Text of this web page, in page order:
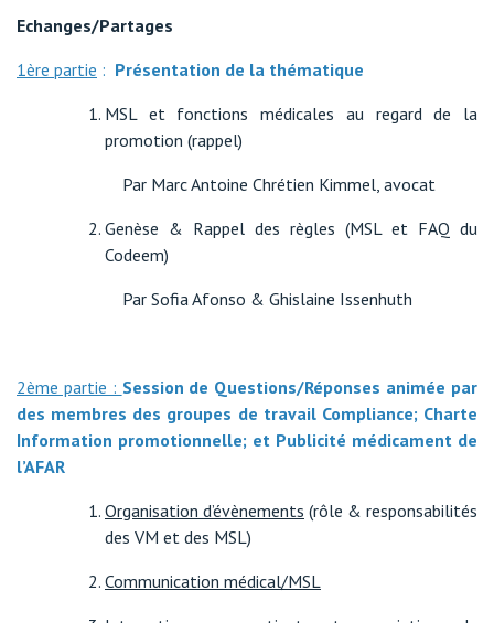
Echanges/Partages
1ère partie : Présentation de la thématique
MSL et fonctions médicales au regard de la
promotion (rappel)
Par Marc Antoine Chrétien Kimmel, avocat
Genèse & Rappel des règles (MSL et FAQ du
Codeem)
Par Sofia Afonso & Ghislaine Issenhuth
2ème partie : Session de Questions/Réponses animée par
des membres des groupes de travail Compliance; Charte
Information promotionnelle; et Publicité médicament de
l’AFAR
Organisation d’évènements (rôle & responsabilités
des VM et des MSL)
Communication médical/MSL